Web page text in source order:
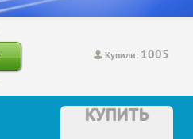
Купили: 1005
КУПИТЬ